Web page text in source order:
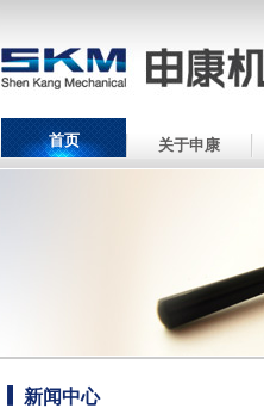
首页 关于申康
新闻中心